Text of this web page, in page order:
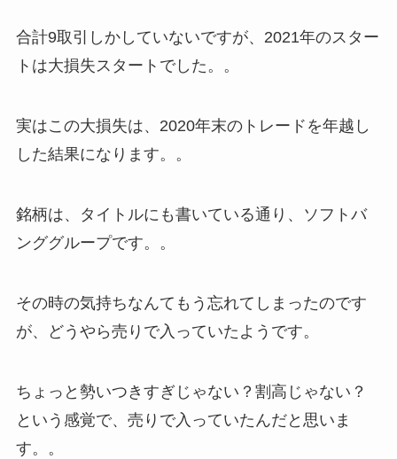
合計9取引しかしていないですが、2021年のスター
トは大損失スタートでした。。
実はこの大損失は、2020年末のトレードを年越し
した結果になります。。
銘柄は、タイトルにも書いている通り、ソフトバ
ンググループです。。
その時の気持ちなんてもう忘れてしまったのです
が、どうやら売りで入っていたようです。
ちょっと勢いつきすぎじゃない？割高じゃない？
という感覚で、売りで入っていたんだと思いま
す。。